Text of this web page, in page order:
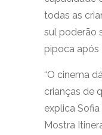
todas as
sul poderão
pipoca após
“O cinema
crianças de
explica
Mostra